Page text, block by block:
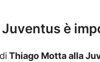
è
Thiago Motta alla